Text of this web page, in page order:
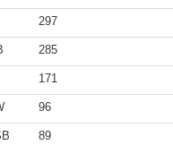
297
285
171
96
89